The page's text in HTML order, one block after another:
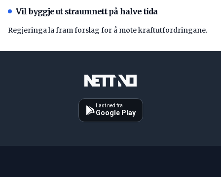
Vil byggje ut straumnett på halve tida
Regjeringa la fram forslag for å møte kraftutfordringane.
Last ned fra
Google Play